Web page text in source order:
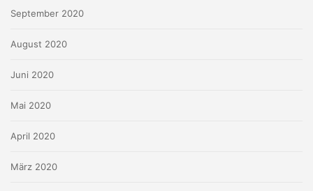
September 2020
August 2020
Juni 2020
Mai 2020
April 2020
März 2020